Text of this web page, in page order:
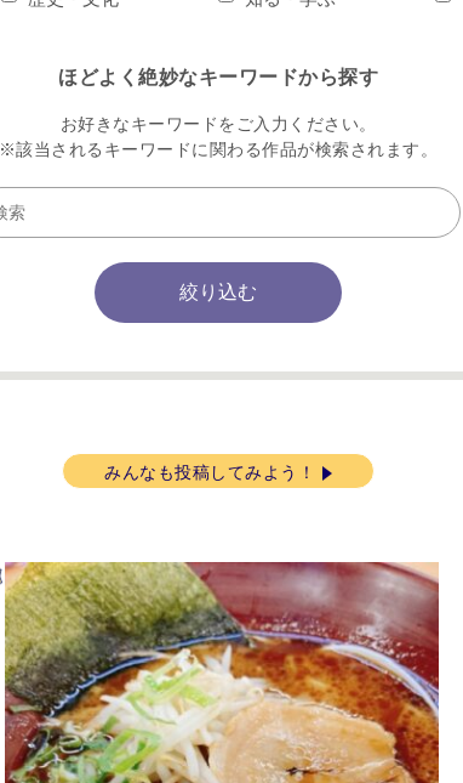
ほどよく絶妙なキーワードから探す
お好きなキーワードをご入力ください。
※該当されるキーワードに関わる作品が検索されます。
みんなも投稿してみよう！